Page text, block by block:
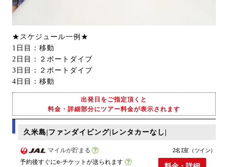
★スケジュール一例★
1日目：移動
2日目：２ボートダイブ
3日目：２ボートダイブ
4日目：移動
出発日をご指定頂くと
料金・詳細部分にツアー料金が表示されます
久米島|ファンダイビング|レンタカーなし|
マイルが貯まる
予約後すぐにe-チケットが送られます
2名1室（ツイン）